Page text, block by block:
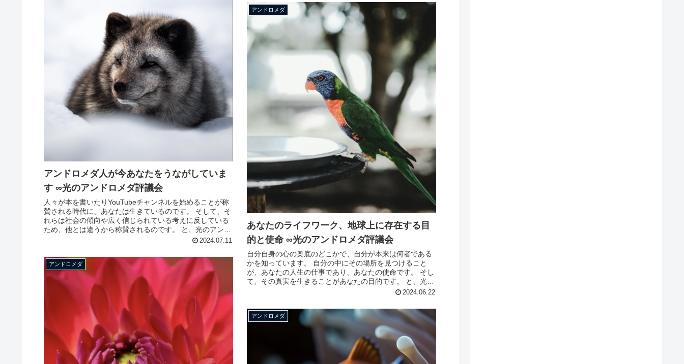
アンドロメダ人が今あなたをうながしていま
す ∞光のアンドロメダ評議会
人々が本を書いたりYouTubeチャンネルを始めることが称
賛される時代に、あなたは生きているのです。 そして、そ
れらは社会の傾向や広く信じられている考えに反している
ため、他とは違うから称賛されるのです。 と、光のアンド
2024.07.11
アンドロメダ
あなたのライフワーク、地球上に存在する目
的と使命 ∞光のアンドロメダ評議会
自分自身の心の奥底のどこかで、自分が本来は何者である
かを知っています。 自分の中にその場所を見つけること
が、あなたの人生の仕事であり、あなたの使命です。 そし
て、その真実を生きることがあなたの目的です。 と、光の
2024.06.22
アンドロメダ
アンドロメダ